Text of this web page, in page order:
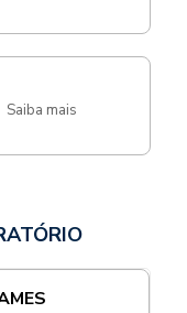
Saiba mais